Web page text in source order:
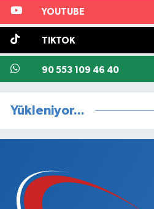
YOUTUBE
TIKTOK
90 553 109 46 40
Yükleniyor...